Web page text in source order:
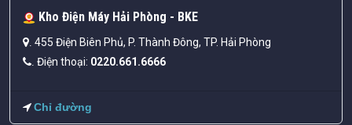
Kho Điện Máy Hải Phòng - BKE
455 Điện Biên Phủ, P. Thành Đông, TP. Hải Phòng
Điện thoại: 0220.661.6666
Chỉ đường